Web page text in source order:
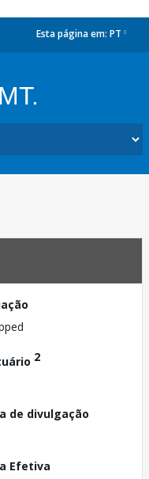
Esta página em: PT
2
de divulgação
Efetiva